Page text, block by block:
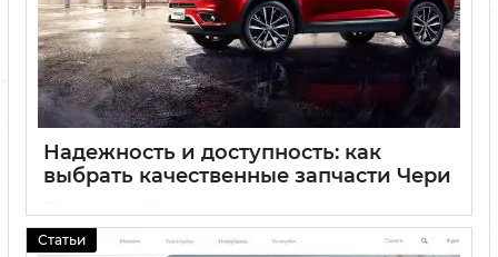
Надежность и доступность: как
выбрать качественные запчасти Чери
Статьи